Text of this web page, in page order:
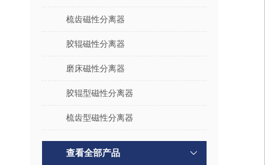
梳齿磁性分离器
胶辊磁性分离器
磨床磁性分离器
胶辊型磁性分离器
梳齿型磁性分离器
查看全部产品